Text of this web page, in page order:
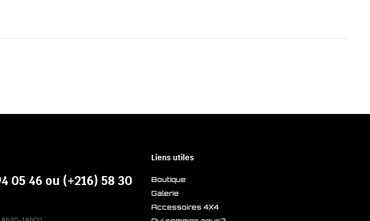
05 46 ou (+216) 58 30
Liens utiles
Boutique
Galerie
Accessoires 4X4